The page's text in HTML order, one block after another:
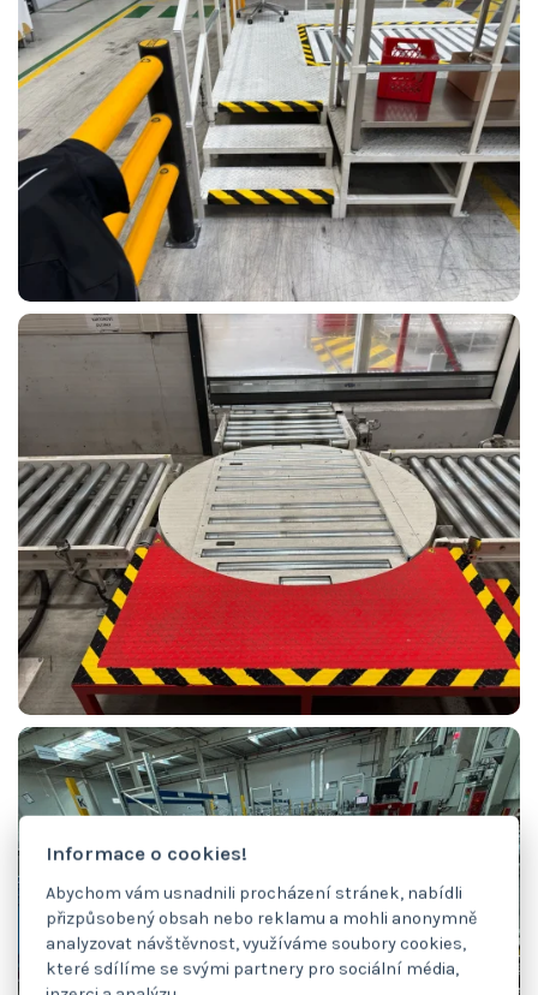
Informace o cookies!
Abychom vám usnadnili procházení stránek, nabídli
přizpůsobený obsah nebo reklamu a mohli anonymně
analyzovat návštěvnost, využíváme soubory cookies,
které sdílíme se svými partnery pro sociální média,